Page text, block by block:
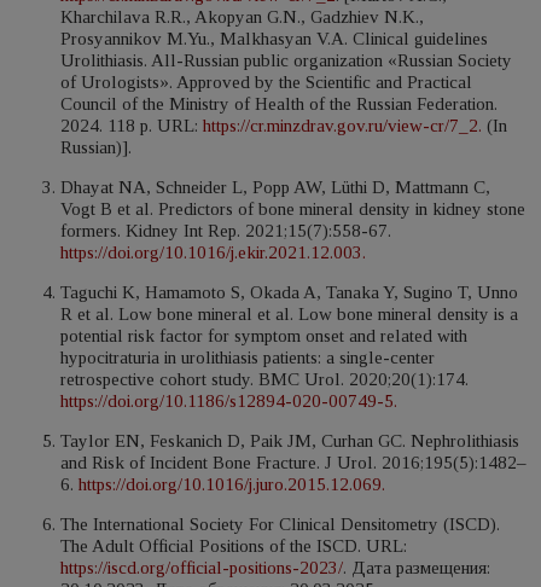
Kharchilava R.R., Akopyan G.N., Gadzhiev N.K.,
Prosyannikov M.Yu., Malkhasyan V.A. Clinical guidelines
Urolithiasis. All-Russian public organization «Russian Society
of Urologists». Approved by the Scientific and Practical
Council of the Ministry of Health of the Russian Federation.
2024. 118 p. URL: https://cr.minzdrav.gov.ru/view-cr/7_2. (In
Russian)].
Dhayat NA, Schneider L, Popp AW, Lüthi D, Mattmann C,
Vogt B et al. Predictors of bone mineral density in kidney stone
formers. Kidney Int Rep. 2021;15(7):558-67.
https://doi.org/10.1016/j.ekir.2021.12.003.
Taguchi K, Hamamoto S, Okada A, Tanaka Y, Sugino T, Unno
R et al. Low bone mineral et al. Low bone mineral density is a
potential risk factor for symptom onset and related with
hypocitraturia in urolithiasis patients: a single-center
retrospective cohort study. BMC Urol. 2020;20(1):174.
https://doi.org/10.1186/s12894-020-00749-5.
Taylor EN, Feskanich D, Paik JM, Curhan GC. Nephrolithiasis
and Risk of Incident Bone Fracture. J Urol. 2016;195(5):1482–
6. https://doi.org/10.1016/j.juro.2015.12.069.
The International Society For Clinical Densitometry (ISCD).
The Adult Official Positions of the ISCD. URL:
https://iscd.org/official-positions-2023/. Дата размещения: